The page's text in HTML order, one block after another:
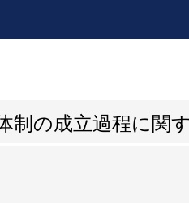
制の成立過程に関